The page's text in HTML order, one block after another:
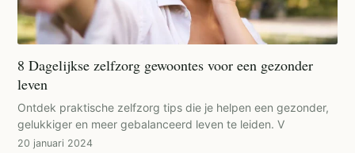
8 Dagelijkse zelfzorg gewoontes voor een gezonder
leven
Ontdek praktische zelfzorg tips die je helpen een gezonder,
gelukkiger en meer gebalanceerd leven te leiden. V
20 januari 2024